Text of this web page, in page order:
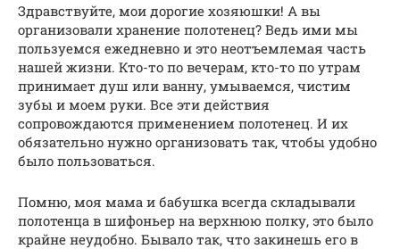
Здравствуйте, мои дорогие хозяюшки! А вы
организовали хранение полотенец? Ведь ими мы
пользуемся ежедневно и это неотъемлемая часть
нашей жизни. Кто-то по вечерам, кто-то по утрам
принимает душ или ванну, умываемся, чистим
зубы и моем руки. Все эти действия
сопровождаются применением полотенец. И их
обязательно нужно организовать так, чтобы удобно
было пользоваться.
Помню, моя мама и бабушка всегда складывали
полотенца в шифоньер на верхнюю полку, это было
крайне неудобно. Бывало так, что закинешь его в